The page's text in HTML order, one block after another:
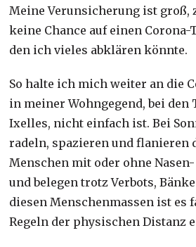
Meine Verunsicherung ist groß,
keine Chance auf einen Corona-
den ich vieles abklären könnte.
So halte ich mich weiter an die
in meiner Wohngegend, bei den
Ixelles, nicht einfach ist. Bei
radeln, spazieren und flanieren
Menschen mit oder ohne
und belegen trotz Verbots,
diesen Menschenmassen ist es
Regeln der physischen Distanz